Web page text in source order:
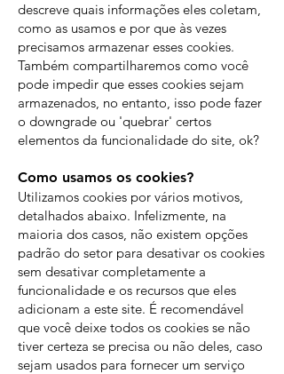
descreve quais informações eles coletam,
como as usamos e por que às vezes
precisamos armazenar esses cookies.
Também compartilharemos como você
pode impedir que esses cookies sejam
armazenados, no entanto, isso pode fazer
o downgrade ou 'quebrar' certos
elementos da funcionalidade do site, ok?
Como usamos os cookies?
Utilizamos cookies por vários motivos,
detalhados abaixo. Infelizmente, na
maioria dos casos, não existem opções
padrão do setor para desativar os cookies
sem desativar completamente a
funcionalidade e os recursos que eles
adicionam a este site. É recomendável
que você deixe todos os cookies se não
tiver certeza se precisa ou não deles, caso
sejam usados ​​para fornecer um serviço